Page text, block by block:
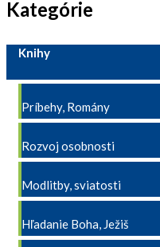
Kategórie
Knihy
Príbehy, Romány
Rozvoj osobnosti
Modlitby, sviatosti
Hľadanie Boha, Ježiš